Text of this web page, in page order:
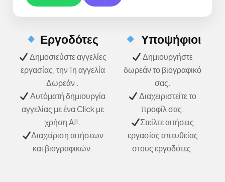
Εργοδότες
Δημοσιεύστε αγγελίες
εργασίας, την 1η αγγελία
Δωρεάν .
Αυτόματή δημιουργία
αγγελίας με ένα Click με
χρήση AI!.
Διαχείριση αιτήσεων
και βιογραφικών.
Υποψήφιοι
Δημιουργήστε
δωρεάν το βιογραφικό
σας.
Διαχειριστείτε το
προφίλ σας.
Στείλτε αιτήσεις
εργασίας απευθείας
στους εργοδότες.